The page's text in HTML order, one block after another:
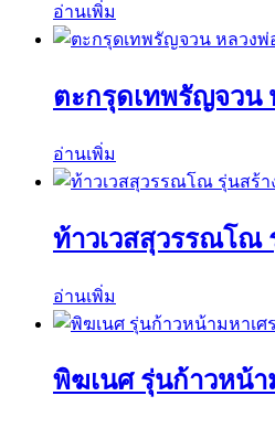
อ่านเพิ่ม
ตะกรุดเทพรัญจวน
อ่านเพิ่ม
ท้าวเวสสุวรรณโณ
อ่านเพิ่ม
พิฆเนศ รุ่นก้าวหน้